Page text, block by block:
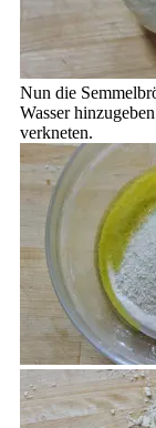
Nun die
Wasser
verkneten.